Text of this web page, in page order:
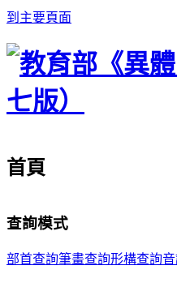
到主要頁面
首頁
查詢模式
部首查詢筆畫查詢形構查詢